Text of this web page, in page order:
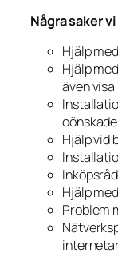
Några saker
Hjälp
Hjälp
även
Hjälp vid
Hjälp
Problem